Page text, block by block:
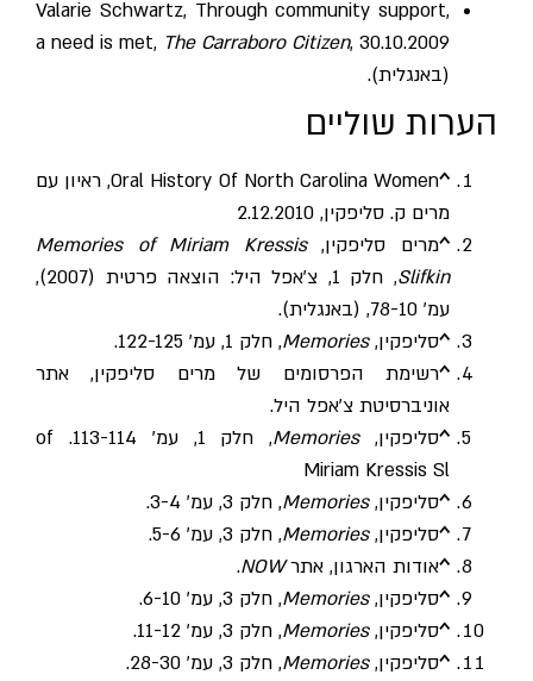
Valarie Schwartz, Through community support,
a need is met, The Carraboro Citizen, 30.10.2009
(באנגלית).
הערות שוליים
^
Oral History Of North Carolina Women, ראיון עם
מרים ק. סליפקין, ‏2.12.2010
^מרים סליפקין,Memories of Miriam Kressis
Slifkin
, חלק 1, צ'אפל היל: הוצאה פרטית (2007),
עמ' 78-10, (באנגלית).
^סליפקין,Memories, חלק 1, עמ' 122-125.
^רשימת הפרסומים של מרים סליפקין, אתר
אוניברסיטת צ'אפל היל.
^סליפקין,Memories
, חלק 1, עמ' 113-114. of
Miriam Kressis Sl
^סליפקין,Memories, חלק 3, עמ' 3-4.
^סליפקין,Memories, חלק 3, עמ' 5-6.
^אודות הארגון, אתרNOW
.
^סליפקין,Memories, חלק 3, עמ' 6-10.
^סליפקין,Memories, חלק 3, עמ' 11-12.
^סליפקין,Memories, חלק 3, עמ' 28-30.